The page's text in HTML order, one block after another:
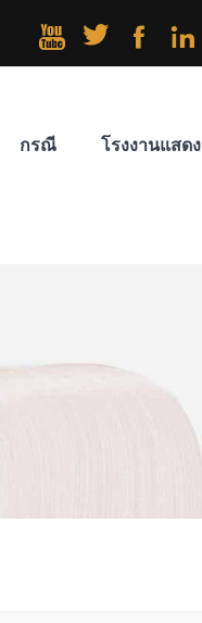
   
กรณี โรงงานแสดง